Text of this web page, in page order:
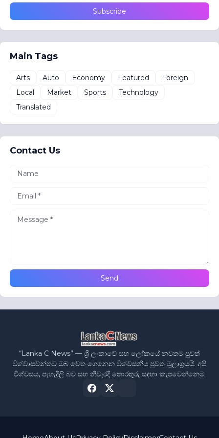
Main Tags
Arts Auto Economy Featured
Foreign
Local
Market Sports
Technology
Translated
Contact Us
“Lanka C News” — ශ්‍රී ලංකාවේ සහ ලෝකයේ නවතම පුවත්
විශ්වාසවන්තව ඔබ වෙත ගෙනෙන විශ්වසනීය පුවත් මූලාශ්‍රයයි. අපි
විශ්වසය, පැහැදිලි බව සහ නිවැරදි තොරතුරු සඳහා කැපවෙන්නෙමු.